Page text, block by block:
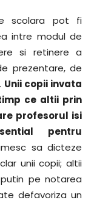
scolara pot fi
intre modul de
si retinere a
prezentare, de
Unii copii invata
ce altii prin
profesorul isi
pentru
sa dicteze
unii copii; altii
pe notarea
defavoriza un